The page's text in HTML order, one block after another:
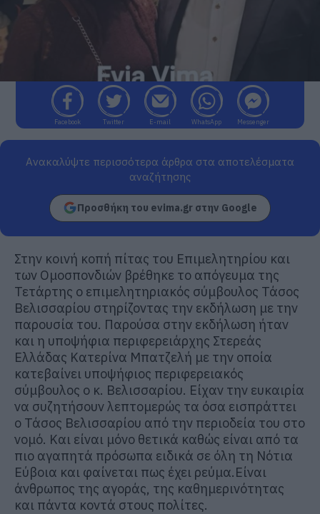
Facebook Twitter E-mail WhatsApp Messenger
Ανακαλύψτε περισσότερα άρθρα στα αποτελέσματα
αναζήτησης
Προσθήκη του evima.gr στην Google
Στην κοινή κοπή πίτας του Επιμελητηρίου και
των Ομοσπονδιών βρέθηκε το απόγευμα της
Τετάρτης ο επιμελητηριακός σύμβουλος Τάσος
Βελισσαρίου στηρίζοντας την εκδήλωση με την
παρουσία του. Παρούσα στην εκδήλωση ήταν
και η υποψήφια περιφερειάρχης Στερεάς
Ελλάδας Κατερίνα Μπατζελή με την οποία
κατεβαίνει υποψήφιος περιφερειακός
σύμβουλος ο κ. Βελισσαρίου. Είχαν την ευκαιρία
να συζητήσουν λεπτομερώς τα όσα εισπράττει
ο Τάσος Βελισσαρίου από την περιοδεία του στο
νομό. Και είναι μόνο θετικά καθώς είναι από τα
πιο αγαπητά πρόσωπα ειδικά σε όλη τη Νότια
Εύβοια και φαίνεται πως έχει ρεύμα.Είναι
άνθρωπος της αγοράς, της καθημερινότητας
και πάντα κοντά στους πολίτες.